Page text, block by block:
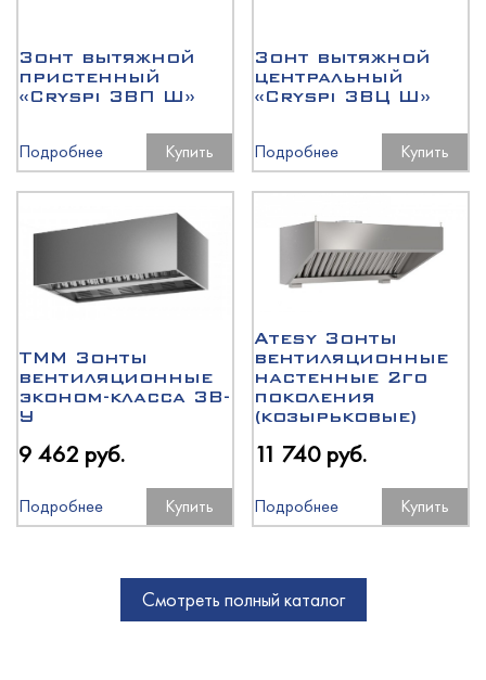
Зонт вытяжной
пристенный
«Cryspi ЗВП Ш»
Подробнее Купить
Зонт вытяжной
центральный
«Cryspi ЗВЦ Ш»
Подробнее Купить
ТММ Зонты
вентиляционные
эконом-класса ЗВ-
У
9 462 руб.
Подробнее Купить
Atesy Зонты
вентиляционные
настенные 2го
поколения
(козырьковые)
11 740 руб.
Подробнее Купить
Смотреть полный каталог